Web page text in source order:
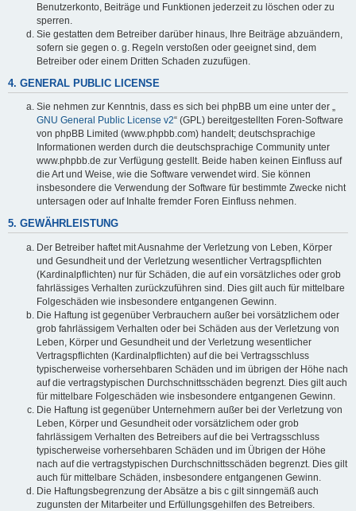
Benutzerkonto, Beiträge und Funktionen jederzeit zu löschen oder zu
sperren.
Sie gestatten dem Betreiber darüber hinaus, Ihre Beiträge abzuändern,
sofern sie gegen o. g. Regeln verstoßen oder geeignet sind, dem
Betreiber oder einem Dritten Schaden zuzufügen.
4. GENERAL PUBLIC LICENSE
Sie nehmen zur Kenntnis, dass es sich bei phpBB um eine unter der „
GNU General Public License v2“ (GPL) bereitgestellten Foren-Software
von phpBB Limited (www.phpbb.com) handelt; deutschsprachige
Informationen werden durch die deutschsprachige Community unter
www.phpbb.de zur Verfügung gestellt. Beide haben keinen Einfluss auf
die Art und Weise, wie die Software verwendet wird. Sie können
insbesondere die Verwendung der Software für bestimmte Zwecke nicht
untersagen oder auf Inhalte fremder Foren Einfluss nehmen.
5. GEWÄHRLEISTUNG
Der Betreiber haftet mit Ausnahme der Verletzung von Leben, Körper
und Gesundheit und der Verletzung wesentlicher Vertragspflichten
(Kardinalpflichten) nur für Schäden, die auf ein vorsätzliches oder grob
fahrlässiges Verhalten zurückzuführen sind. Dies gilt auch für mittelbare
Folgeschäden wie insbesondere entgangenen Gewinn.
Die Haftung ist gegenüber Verbrauchern außer bei vorsätzlichem oder
grob fahrlässigem Verhalten oder bei Schäden aus der Verletzung von
Leben, Körper und Gesundheit und der Verletzung wesentlicher
Vertragspflichten (Kardinalpflichten) auf die bei Vertragsschluss
typischerweise vorhersehbaren Schäden und im übrigen der Höhe nach
auf die vertragstypischen Durchschnittsschäden begrenzt. Dies gilt auch
für mittelbare Folgeschäden wie insbesondere entgangenen Gewinn.
Die Haftung ist gegenüber Unternehmern außer bei der Verletzung von
Leben, Körper und Gesundheit oder vorsätzlichem oder grob
fahrlässigem Verhalten des Betreibers auf die bei Vertragsschluss
typischerweise vorhersehbaren Schäden und im Übrigen der Höhe
nach auf die vertragstypischen Durchschnittsschäden begrenzt. Dies gilt
auch für mittelbare Schäden, insbesondere entgangenen Gewinn.
Die Haftungsbegrenzung der Absätze a bis c gilt sinngemäß auch
zugunsten der Mitarbeiter und Erfüllungsgehilfen des Betreibers.